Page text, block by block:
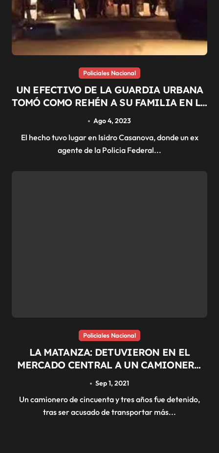
Policiales Nacional
UN EFECTIVO DE LA GUARDIA URBANA
TOMÓ COMO REHÉN A SU FAMILIA EN LA
MATANZA
Ago 4, 2023
El hecho tuvo lugar en Isidro Casanova, donde un ex
agente de la Policia Federal...
Policiales Nacional
LA MATANZA: DETUVIERON EN EL
MERCADO CENTRAL A UN CAMIONERO
CON 28 KILOS DE COCAÍNA
Sep 1, 2021
Un camionero de cincuenta y tres años fue detenido,
tras ser acusado de transportar más...